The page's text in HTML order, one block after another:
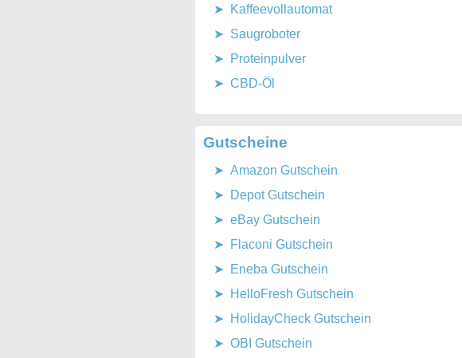
Kaffeevollautomat
Saugroboter
Proteinpulver
CBD-Öl
Gutscheine
Amazon Gutschein
Depot Gutschein
eBay Gutschein
Flaconi Gutschein
Eneba Gutschein
HelloFresh Gutschein
HolidayCheck Gutschein
OBI Gutschein